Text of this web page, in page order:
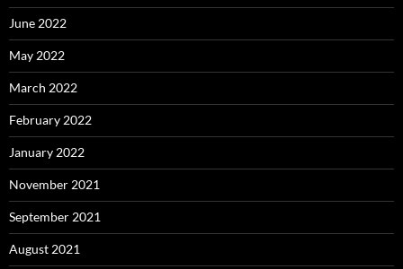
June 2022
May 2022
March 2022
February 2022
January 2022
November 2021
September 2021
August 2021